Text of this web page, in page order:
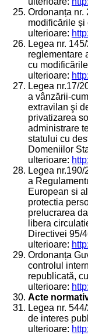
Ordonanța nr.
modificările și
ulterioare:
Legea nr.
reglementare
cu
ulterioare:
Legea nr.17/
a vânzării-
extravilan şi
privatizarea
administrare
statului cu
Domeniilor
ulterioare:
Legea
a
European si
protectia
prelucrarea
libera
Directivei 95/
ulterioare:
Ordonanța
controlul
republicată,
ulterioare:
Acte
Legea nr.
de interes
ulterioare: